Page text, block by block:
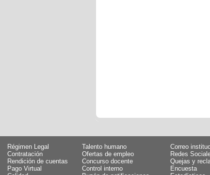
Régimen Legal
Talento humano
Contratación
Ofertas de empleo
Rendición de cuentas
Concurso docente
Pago Virtual
Control interno
Correo
Redes
Quejas y
Encuesta